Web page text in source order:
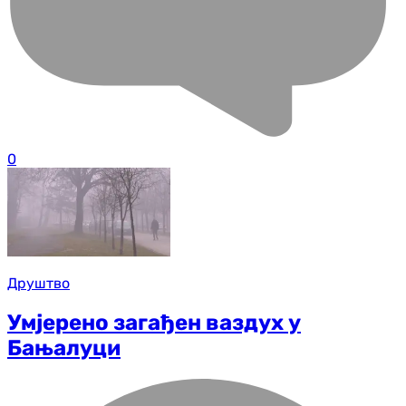
0
Друштво
Умјерено загађен ваздух у
Бањалуци